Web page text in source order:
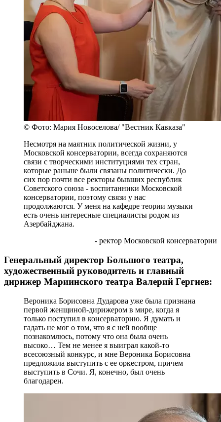
© Фото: Мария Новоселова/ "Вестник Кавказа"
Несмотря на маятник политической жизни, у
Московской консерватории, всегда сохраняются
связи с творческими институциями тех стран,
которые раньше были связаны политически. До
сих пор почти все ректоры бывших республик
Советского союза - воспитанники Московской
консерватории, поэтому связи у нас
продолжаются. У меня на кафедре теории музыки
есть очень интересные специалисты родом из
Азербайджана.
- ректор Московской консерватории
Генеральный директор Большого театра,
художественный руководитель и главный
дирижер Мариинского театра Валерий Гергиев:
Вероника Борисовна Дударова уже была признана
первой женщиной-дирижером в мире, когда я
только поступил в консерваторию. Я думать и
гадать не мог о том, что я с ней вообще
познакомлюсь, потому что она была очень
высоко… Тем не менее я выиграл какой-то
всесоюзный конкурс, и мне Вероника Борисовна
предложила выступить с ее оркестром, причем
выступить в Сочи. Я, конечно, был очень
благодарен.